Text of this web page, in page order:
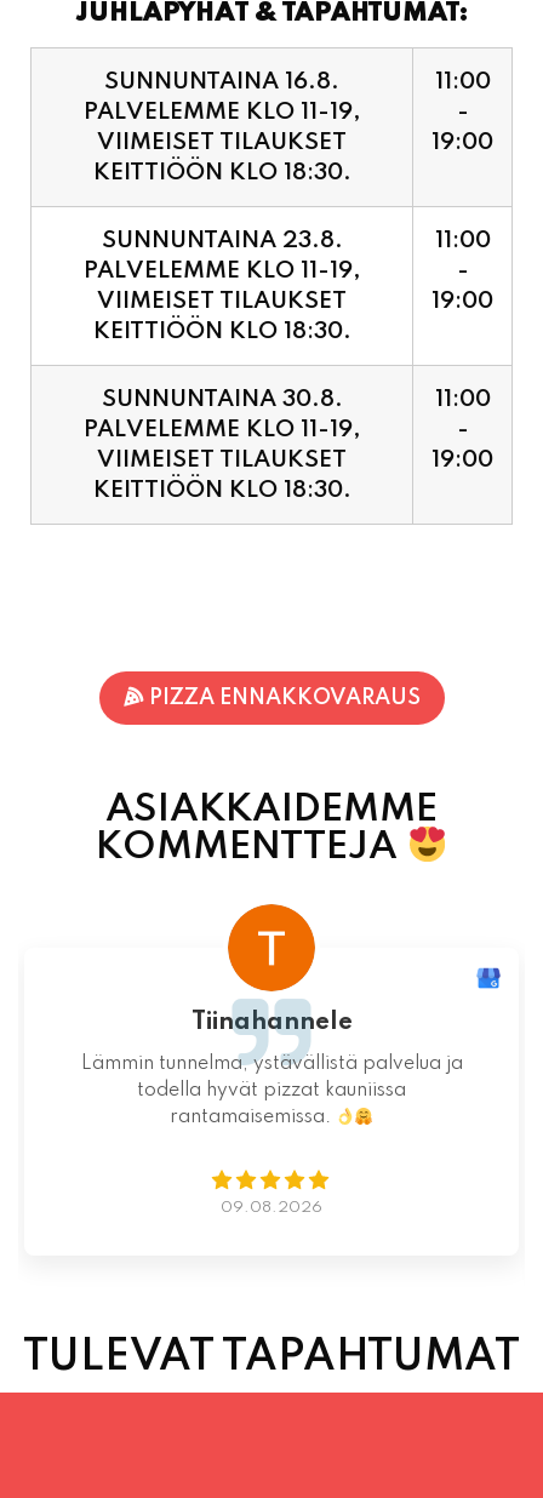
JUHLAPYHÄT & TAPAHTUMAT:
SUNNUNTAINA 16.8.
PALVELEMME KLO 11-19,
VIIMEISET TILAUKSET
KEITTIÖÖN KLO 18:30.
11:00
-
19:00
SUNNUNTAINA 23.8.
PALVELEMME KLO 11-19,
VIIMEISET TILAUKSET
KEITTIÖÖN KLO 18:30.
11:00
-
19:00
SUNNUNTAINA 30.8.
PALVELEMME KLO 11-19,
VIIMEISET TILAUKSET
KEITTIÖÖN KLO 18:30.
11:00
-
19:00
PIZZA ENNAKKOVARAUS
ASIAKKAIDEMME
KOMMENTTEJA
Tiinahannele
Lämmin tunnelma, ystävällistä palvelua ja
todella hyvät pizzat kauniissa
rantamaisemissa.
09.08.2026
TULEVAT TAPAHTUMAT